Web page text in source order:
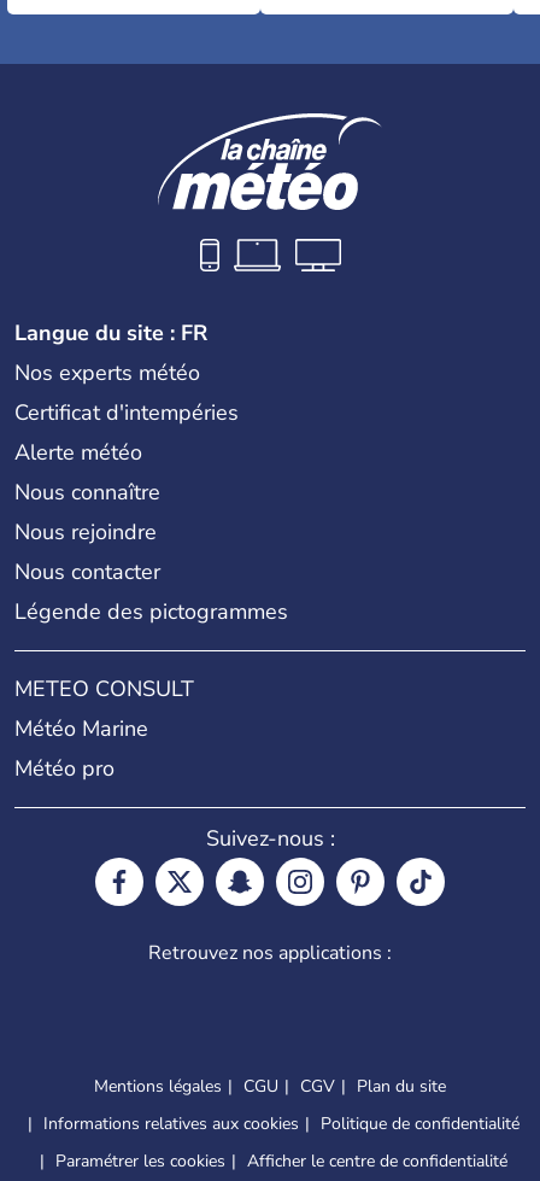
Langue du site : FR
Nos experts météo
Certificat d'intempéries
Alerte météo
Nous connaître
Nous rejoindre
Nous contacter
Légende des pictogrammes
METEO CONSULT
Météo Marine
Météo pro
Suivez-nous :
Retrouvez nos applications :
Mentions légales CGU CGV
Plan du site
Informations relatives aux cookies
Politique de confidentialité
Paramétrer les cookies
Afficher le centre de confidentialité